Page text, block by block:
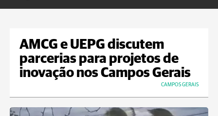
AMCG e UEPG discutem
parcerias para projetos de
inovação nos Campos Gerais
CAMPOS GERAIS